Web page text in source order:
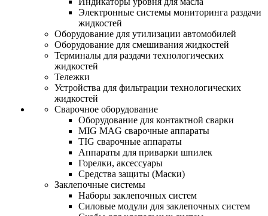
Электронные системы мониторинга раздачи
жидкостей
Оборудование для утилизации автомобилей
Оборудование для смешивания жидкостей
Терминалы для раздачи технологических
жидкостей
Тележки
Устройства для фильтрации технологических
жидкостей
Сварочное оборудование
Оборудование для контактной сварки
MIG MAG сварочные аппараты
TIG сварочные аппараты
Аппараты для приварки шпилек
Горелки, аксессуары
Средства защиты (Маски)
Заклепочные системы
Наборы заклепочных систем
Силовые модули для заклепочных систем